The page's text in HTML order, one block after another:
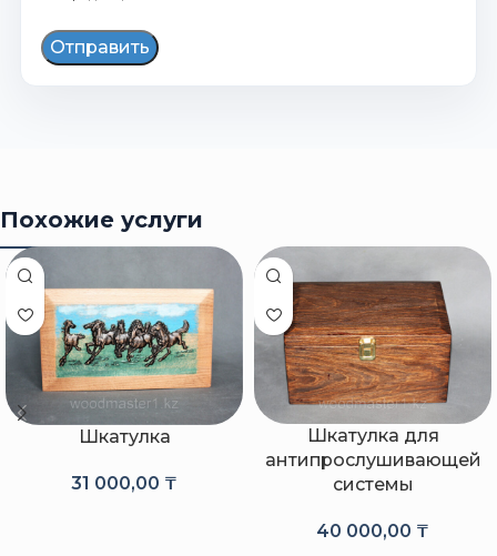
Отправить
Похожие услуги
Шкатулка
31 000,00 ₸
Шкатулка для
антипрослушивающей
системы
40 000,00 ₸